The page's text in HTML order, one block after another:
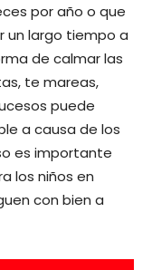
por año o que
un largo tiempo a
de calmar las
te mareas,
puede
a causa de los
es importante
los niños en
con bien a